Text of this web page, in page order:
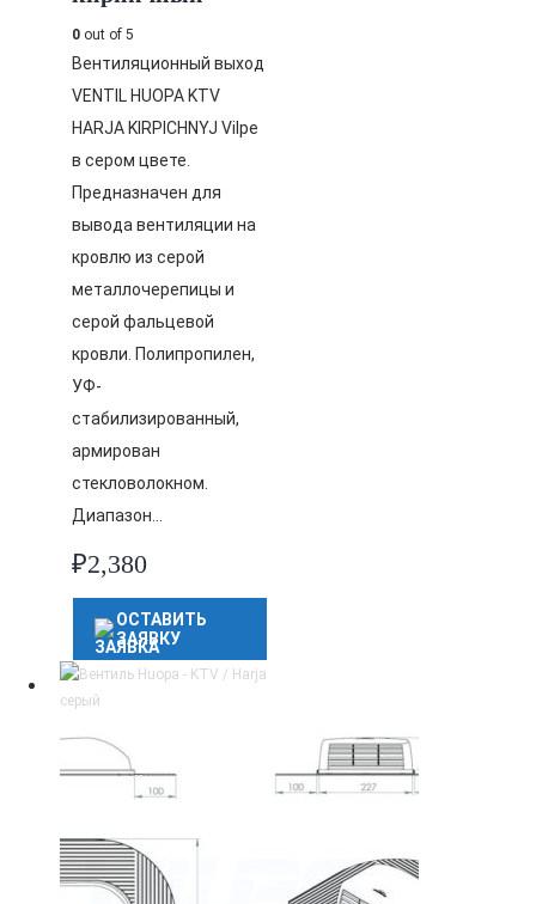
0 out of 5
Вентиляционный выход
VENTIL HUOPA KTV
HARJA KIRPICHNYJ Vilpe
в сером цвете.
Предназначен для
вывода вентиляции на
кровлю из серой
металлочерепицы и
серой фальцевой
кровли. Полипропилен,
УФ-
стабилизированный,
армирован
стекловолокном.
Диапазон…
₽2,380
ОСТАВИТЬ
ЗАЯВКУ